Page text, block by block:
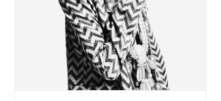
zeigen Key Pieces der Saison